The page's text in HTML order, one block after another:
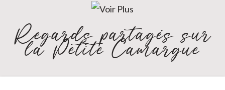
contentRegards partagés sur
la Petite Camargue